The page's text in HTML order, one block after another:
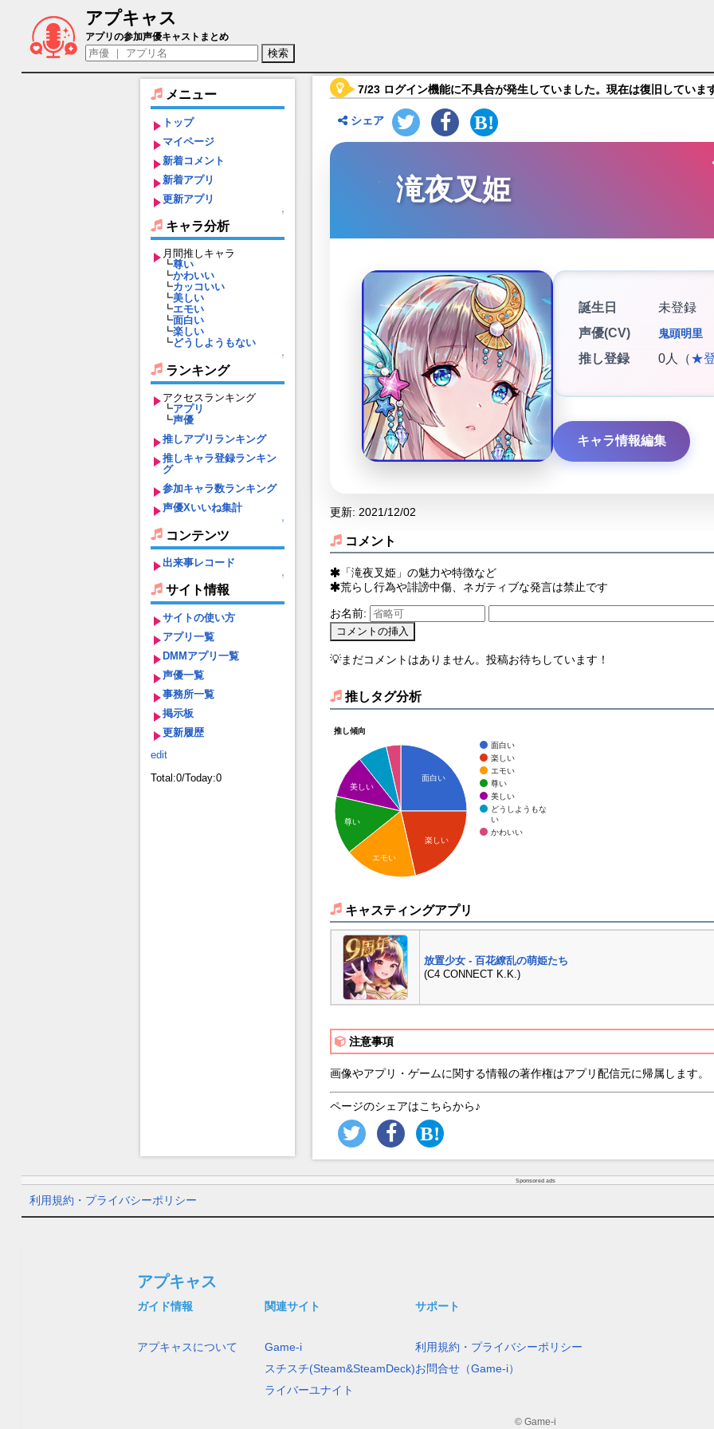
アプキャス
滝夜叉姫（声優：鬼頭明里)【放置少女?百花繚乱の萌姫たち?】キャラ紹介
アプリの参加声優キャストまとめ
メニュー
トップ
マイページ
新着コメント
新着アプリ
更新アプリ
↑
キャラ分析
月間推しキャラ
┗尊い
┗かわいい
┗カッコいい
┗美しい
┗エモい
┗面白い
┗楽しい
┗どうしようもない
↑
ランキング
アクセスランキング
┗アプリ
┗声優
推しアプリランキング
推しキャラ登録ランキン
グ
参加キャラ数ランキング
声優Xいいね集計
↑
コンテンツ
出来事レコード
↑
サイト情報
サイトの使い方
アプリ一覧
DMMアプリ一覧
声優一覧
事務所一覧
掲示板
更新履歴
edit
Total:0/Today:0
7/23 ログイン機能に不具合が発生していました。現在は復旧していま
シェア
滝夜叉姫
誕生日
未登録
声優(CV)
鬼頭明里
推し登録 0人（★
キャラ情報編集
更新: 2021/12/02
コメント
「滝夜叉姫」の魅力や特徴など
荒らし行為や誹謗中傷、ネガティブな発言は禁止です
お名前:
💡まだコメントはありません。投稿お待ちしています！
推しタグ分析
推し傾向
面白い
楽しい
エモい
尊い
美しい
どうしようもな
い
かわいい
面白い
楽しい
美しい
尊い
エモい
キャスティングアプリ
放置少女 - 百花繚乱の萌姫たち
(C4 CONNECT K.K.)
注意事項
画像やアプリ・ゲームに関する情報の著作権はアプリ配信元に帰属します。
ページのシェアはこちらから♪
Sponsored ads
利用規約・プライバシーポリシー
アプキャス
ガイド情報
アプキャスについて
関連サイト
Game-i
スチスチ(Steam&SteamDeck)
ライバーユナイト
サポート
利用規約・プライバシーポリシー
お問合せ（Game-i）
© Game-i